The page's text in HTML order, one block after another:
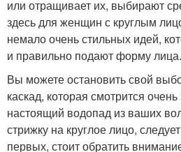
или отращивает их, выбирают
здесь для женщин с круглым
немало очень стильных идей,
и правильно подают форму лица.
Вы можете остановить свой
каскад, которая смотрится
настоящий водопад из ваших
стрижку на круглое лицо,
первых, стоит обратить